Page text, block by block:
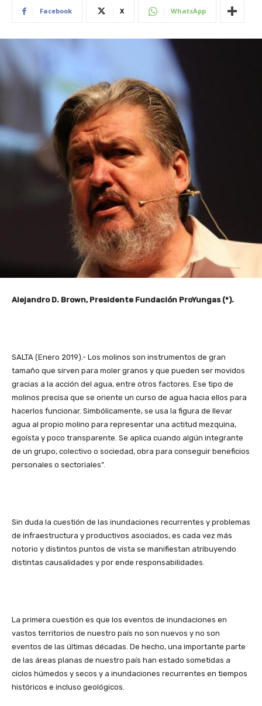
Facebook X WhatsApp
Alejandro D. Brown, Presidente Fundación ProYungas (*).
SALTA (Enero 2019).- Los molinos son instrumentos de gran
tamaño que sirven para moler granos y que pueden ser movidos
gracias a la acción del agua, entre otros factores. Ese tipo de
molinos precisa que se oriente un curso de agua hacia ellos para
hacerlos funcionar. Simbólicamente, se usa la figura de llevar
agua al propio molino para representar una actitud mezquina,
egoísta y poco transparente. Se aplica cuando algún integrante
de un grupo, colectivo o sociedad, obra para conseguir beneficios
personales o sectoriales”.
Sin duda la cuestión de las inundaciones recurrentes y problemas
de infraestructura y productivos asociados, es cada vez más
notorio y distintos puntos de vista se manifiestan atribuyendo
distintas causalidades y por ende responsabilidades.
La primera cuestión es que los eventos de inundaciones en
vastos territorios de nuestro país no son nuevos y no son
eventos de las últimas décadas. De hecho, una importante parte
de las áreas planas de nuestro país han estado sometidas a
ciclos húmedos y secos y a inundaciones recurrentes en tiempos
históricos e incluso geológicos.